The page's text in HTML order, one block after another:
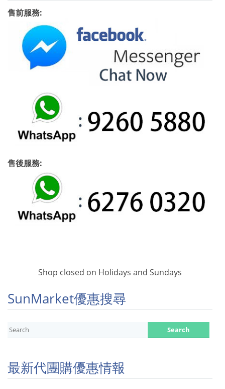
售前服務:
售後服務:
Shop closed on Holidays and Sundays
SunMarket優惠搜尋
最新代團購優惠情報